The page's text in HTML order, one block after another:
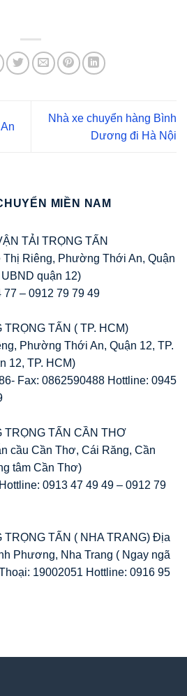
Nhà xe chuyển hàng Bình
Dương đi Hà Nội
MIỀN NAM
TẢI TRỌNG TẤN
Riêng, Phường Thới An, Quận
quận 12)
– 0912 79 79 49
TẤN ( TP. HCM)
Phường Thới An, Quận 12, TP.
12, TP. HCM)
Fax: 0862590488 Hottline: 0945
TRỌNG TẤN CẦN THƠ
cầu Cần Thơ, Cái Răng, Cần
tâm Cần Thơ)
0913 47 49 49 – 0912 79
TRỌNG TẤN ( NHA TRANG) Địa
Phương, Nha Trang ( Ngay ngã
19002051 Hottline: 0916 95